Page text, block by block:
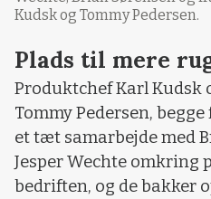
Kudsk og Tommy Pedersen.
Plads til mere
Produktchef Karl Kudsk
Tommy Pedersen,
et tæt samarbejde med
Jesper Wechte omkring
bedriften, og de bakker